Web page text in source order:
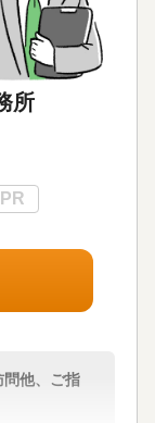
所
PR
問他、ご指